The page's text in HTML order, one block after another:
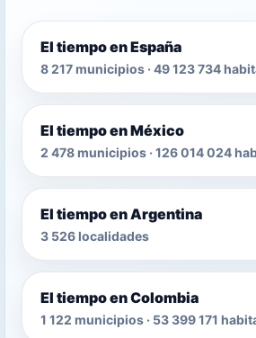
El tiempo en España
8 217 municipios · 49 123 734
El tiempo en México
2 478 municipios · 126 014 024
El tiempo en Argentina
3 526 localidades
El tiempo en Colombia
1 122 municipios · 53 399 171